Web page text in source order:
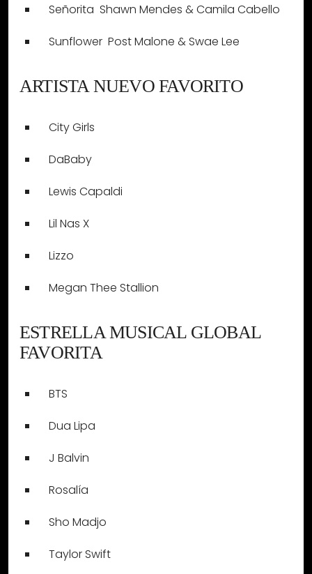
Señorita  Shawn Mendes & Camila Cabello
Sunflower  Post Malone & Swae Lee
ARTISTA NUEVO FAVORITO
City Girls
DaBaby
Lewis Capaldi
Lil Nas X
Lizzo
Megan Thee Stallion
ESTRELLA MUSICAL GLOBAL
FAVORITA
BTS
Dua Lipa
J Balvin
Rosalía
Sho Madjo
Taylor Swift